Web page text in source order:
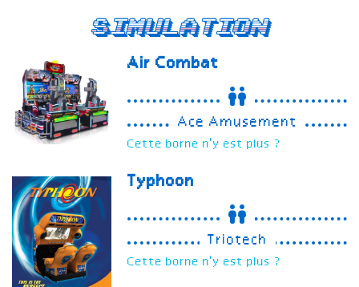
Simulation
Air Combat
Ace Amusement
Cette borne n'y est plus ?
Typhoon
Triotech
Cette borne n'y est plus ?